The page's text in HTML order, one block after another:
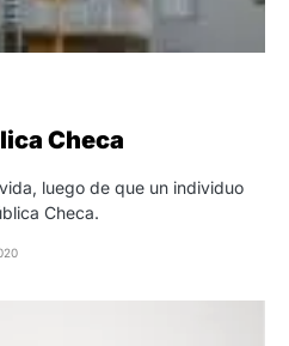
Checa
luego de que un individuo
Checa.